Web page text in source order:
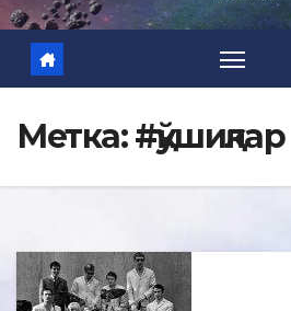
Метка:#қўшиқлар